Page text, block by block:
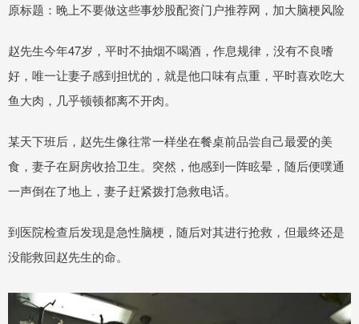
原标题：晚上不要做这些事炒股配资门户推荐网，加大脑梗风险
赵先生今年47岁，平时不抽烟不喝酒，作息规律，没有不良嗜
好，唯一让妻子感到担忧的，就是他口味有点重，平时喜欢吃大
鱼大肉，几乎顿顿都离不开肉。
某天下班后，赵先生像往常一样坐在餐桌前品尝自己最爱的美
食，妻子在厨房收拾卫生。突然，他感到一阵眩晕，随后便噗通
一声倒在了地上，妻子赶紧拨打急救电话。
到医院检查后发现是急性脑梗，随后对其进行抢救，但最终还是
没能救回赵先生的命。